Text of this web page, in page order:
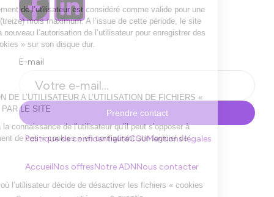
E-mail
Prendre contact
Politique de confidentialitéCGUMentions légales
AccueilNos offresNotre ADNNous contacter